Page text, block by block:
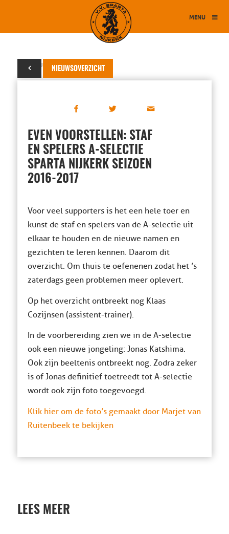
MENU
NIEUWSOVERZICHT
04 augustus 2016
EVEN VOORSTELLEN: STAF
EN SPELERS A-SELECTIE
SPARTA NIJKERK SEIZOEN
2016-2017
Voor veel supporters is het een hele toer en
kunst de staf en spelers van de A-selectie uit
elkaar te houden en de nieuwe namen en
gezichten te leren kennen. Daarom dit
overzicht. Om thuis te oefenenen zodat het ’s
zaterdags geen problemen meer oplevert.
Op het overzicht ontbreekt nog Klaas
Cozijnsen (assistent-trainer).
In de voorbereiding zien we in de A-selectie
ook een nieuwe jongeling: Jonas Katshima.
Ook zijn beeltenis ontbreekt nog. Zodra zeker
is of Jonas definitief toetreedt tot A-selectie
wordt ook zijn foto toegevoegd.
Klik hier om de foto’s gemaakt door Marjet van
Ruitenbeek te bekijken
LEES MEER